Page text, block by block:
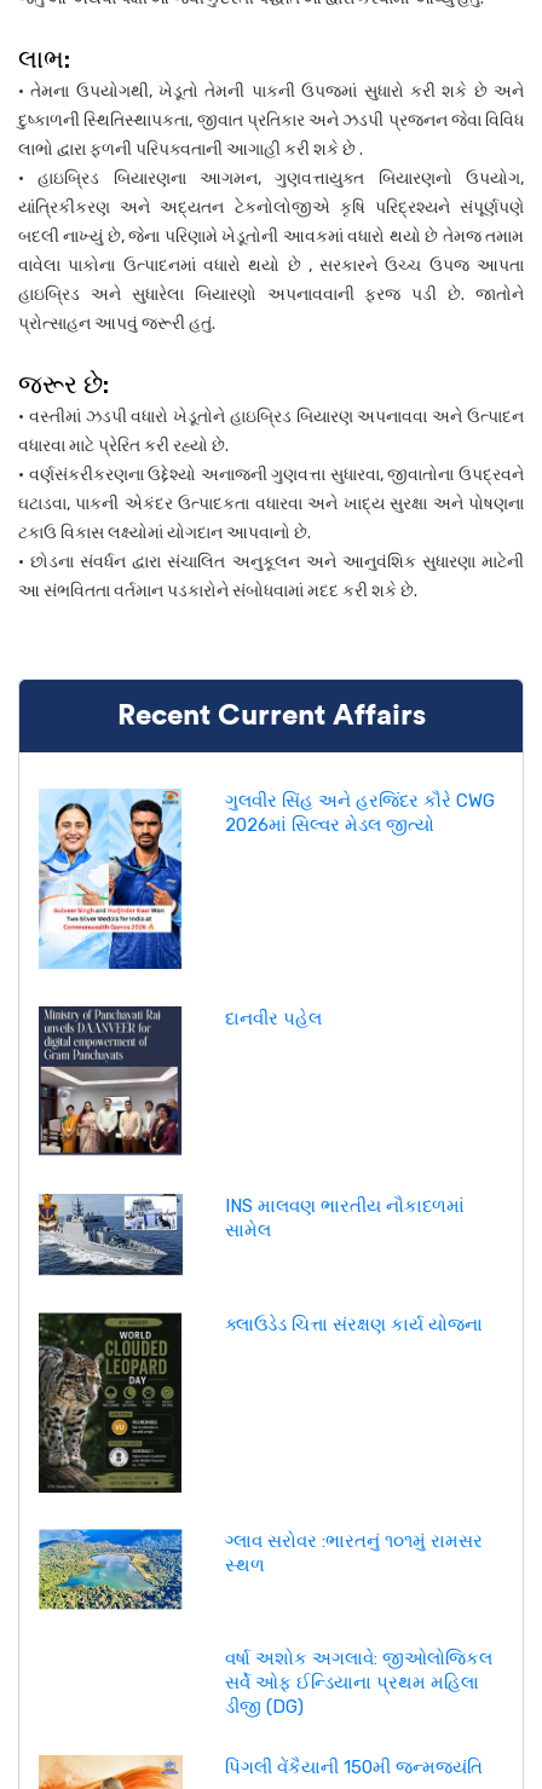
લાભ:
• તેમના ઉપયોગથી, ખેડૂતો તેમની પાકની ઉપજમાં સુધારો કરી શકે છે અને
દુષ્કાળની સ્થિતિસ્થાપકતા, જીવાત પ્રતિકાર અને ઝડપી પ્રજનન જેવા વિવિધ
લાભો દ્વારા ફળની પરિપક્વતાની આગાહી કરી શકે છે .
• હાઇબ્રિડ બિયારણના આગમન, ગુણવત્તાયુક્ત બિયારણનો ઉપયોગ,
યાંત્રિકીકરણ અને અદ્યતન ટેકનોલોજીએ કૃષિ પરિદ્રશ્યને સંપૂર્ણપણે
બદલી નાખ્યું છે, જેના પરિણામે ખેડૂતોની આવકમાં વધારો થયો છે તેમજ તમામ
વાવેલા પાકોના ઉત્પાદનમાં વધારો થયો છે , સરકારને ઉચ્ચ ઉપજ આપતા
હાઇબ્રિડ અને સુધારેલા બિયારણો અપનાવવાની ફરજ પડી છે. જાતોને
પ્રોત્સાહન આપવું જરૂરી હતું.
જરૂર છે:
• વસ્તીમાં ઝડપી વધારો ખેડૂતોને હાઇબ્રિડ બિયારણ અપનાવવા અને ઉત્પાદન
વધારવા માટે પ્રેરિત કરી રહ્યો છે.
• વર્ણસંકરીકરણના ઉદ્દેશ્યો અનાજની ગુણવત્તા સુધારવા, જીવાતોના ઉપદ્રવને
ઘટાડવા, પાકની એકંદર ઉત્પાદકતા વધારવા અને ખાદ્ય સુરક્ષા અને પોષણના
ટકાઉ વિકાસ લક્ષ્યોમાં યોગદાન આપવાનો છે.
• છોડના સંવર્ધન દ્વારા સંચાલિત અનુકૂલન અને આનુવંશિક સુધારણા માટેની
આ સંભવિતતા વર્તમાન પડકારોને સંબોધવામાં મદદ કરી શકે છે.
Recent Current Affairs
ગુલવીર સિંહ અને હરજિંદર કૌરે CWG
2026માં સિલ્વર મેડલ જીત્યો
દાનવીર પહેલ
INS માલવણ ભારતીય નૌકાદળમાં
સામેલ
ક્લાઉડેડ ચિત્તા સંરક્ષણ કાર્ય યોજના
ગ્લાવ સરોવર :ભારતનું ૧૦૧મું રામસર
સ્થળ
વર્ષા અશોક અગલાવે: જીઓલોજિકલ
સર્વે ઓફ ઈન્ડિયાના પ્રથમ મહિલા
ડીજી (DG)
પિંગલી વેંકૈયાની 150મી જન્મજયંતિ